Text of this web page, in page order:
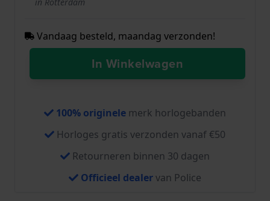
in Rotterdam
Vandaag besteld, maandag verzonden!
In Winkelwagen
100% originele merk horlogebanden
Horloges gratis verzonden vanaf €50
Retourneren binnen 30 dagen
Officieel dealervan Police